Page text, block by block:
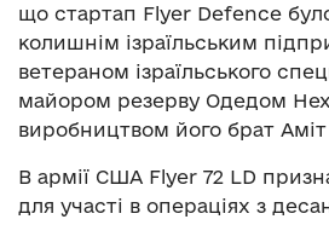
що стартап Flyer Defence
колишнім ізраїльським
ветераном ізраїльського
майором резерву Одедом
виробництвом його брат
В армії США Flyer 72 LD
для участі в операціях з